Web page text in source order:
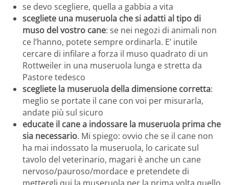
se devo scegliere, quella a gabbia a vita
scegliete una museruola che si adatti al tipo di
muso del vostro cane: se nei negozi di animali non
ce l’hanno, potete sempre ordinarla. E’ inutile
cercare di infilare a forza il muso quadrato di un
Rottweiler in una museruola lunga e stretta da
Pastore tedesco
scegliete la museruola della dimensione corretta:
meglio se portate il cane con voi per misurarla,
andate più sul sicuro
educate il cane a indossare la museruola prima che
sia necessario. Mi spiego: ovvio che se il cane non
ha mai indossato la museruola, lo caricate sul
tavolo del veterinario, magari è anche un cane
nervoso/pauroso/mordace e pretendete di